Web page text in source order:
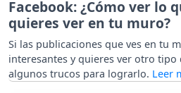
Facebook: ¿Cómo ver lo
quieres ver en tu muro?
Si las publicaciones que ves en tu
interesantes y quieres ver otro tipo
algunos trucos para lograrlo.